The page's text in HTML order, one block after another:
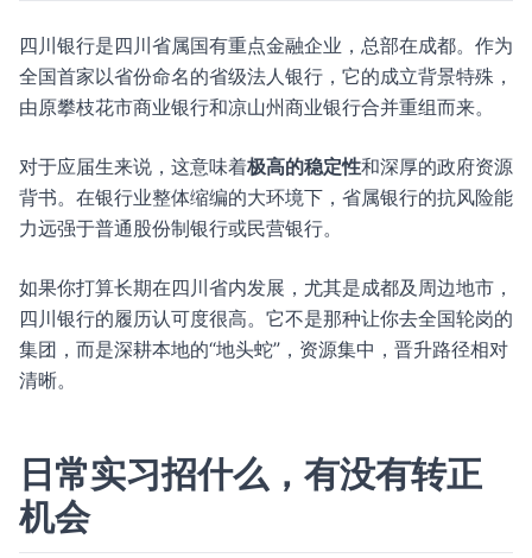
四川银行是四川省属国有重点金融企业，总部在成都。作为
全国首家以省份命名的省级法人银行，它的成立背景特殊，
由原攀枝花市商业银行和凉山州商业银行合并重组而来。
对于应届生来说，这意味着极高的稳定性和深厚的政府资源
背书。在银行业整体缩编的大环境下，省属银行的抗风险能
力远强于普通股份制银行或民营银行。
如果你打算长期在四川省内发展，尤其是成都及周边地市，
四川银行的履历认可度很高。它不是那种让你去全国轮岗的
集团，而是深耕本地的“地头蛇”，资源集中，晋升路径相对
清晰。
日常实习招什么，有没有转正
机会